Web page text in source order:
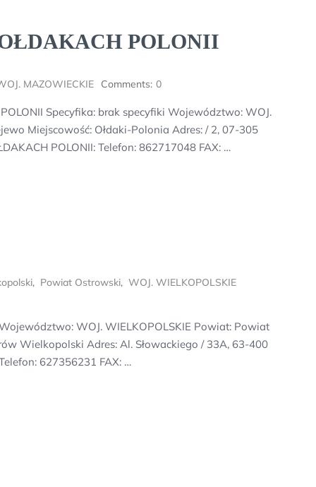
POLONII
MAZOWIECKIE Comments: 0
Specyfika: brak specyfiki Województwo: WOJ.
Miejscowość: Ołdaki-Polonia Adres: / 2, 07-305
POLONII: Telefon: 862717048 FAX: …
, Powiat Ostrowski, WOJ. WIELKOPOLSKIE
WOJ. WIELKOPOLSKIE Powiat: Powiat
Wielkopolski Adres: Al. Słowackiego / 33A, 63-400
627356231 FAX: …